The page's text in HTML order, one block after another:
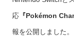
応『Pokémon
報を公開しました。